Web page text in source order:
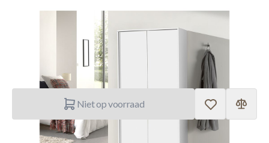
(180x80x54cm)
ROUS.6305-1 manufacturer:
€ 181,50
Niet op voorraad